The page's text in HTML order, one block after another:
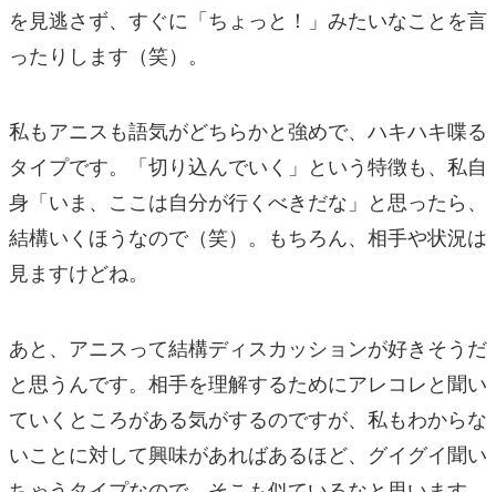
を見逃さず、すぐに「ちょっと！」みたいなことを言
ったりします（笑）。
私もアニスも語気がどちらかと強めで、ハキハキ喋る
タイプです。「切り込んでいく」という特徴も、私自
身「いま、ここは自分が行くべきだな」と思ったら、
結構いくほうなので（笑）。もちろん、相手や状況は
見ますけどね。
あと、アニスって結構ディスカッションが好きそうだ
と思うんです。相手を理解するためにアレコレと聞い
ていくところがある気がするのですが、私もわからな
いことに対して興味があればあるほど、グイグイ聞い